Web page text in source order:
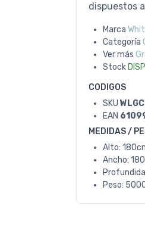
dispuestos
Marca
Categoría
Ver más
Stock
CODIGOS
SKU
EAN
MEDIDAS /
Alto:
Ancho:
Peso: